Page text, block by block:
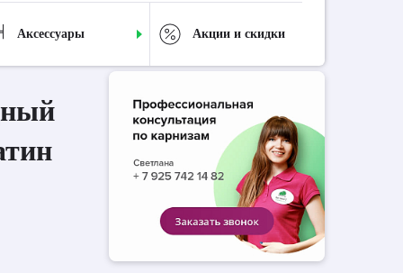
Аксессуары Акции и скидки